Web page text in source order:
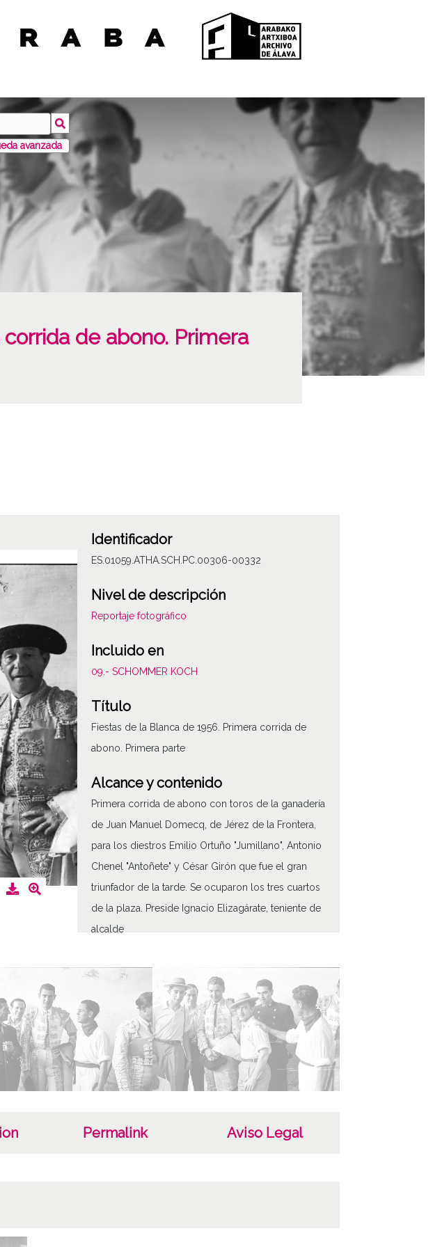
avanzada
de abono. Primera
Identificador
ES.01059.ATHA.SCH.PC.00306-00332
Nivel de descripción
Reportaje fotográfico
Incluido en
09.- SCHOMMER KOCH
Título
Fiestas de la Blanca de 1956. Primera corrida de
abono. Primera parte
Alcance y contenido
Primera corrida de abono con toros de la ganadería
de Juan Manuel Domecq, de Jérez de la Frontera,
para los diestros Emilio Ortuño "Jumillano", Antonio
Chenel "Antoñete" y César Girón que fue el gran
triunfador de la tarde. Se ocuparon los tres cuartos
de la plaza. Preside Ignacio Elizagárate, teniente de
alcalde
Tipo de contenido
Fecha
--
195600
1956 post.
Schommer García, Alberto (1928-2015)
Permalink Aviso Legal